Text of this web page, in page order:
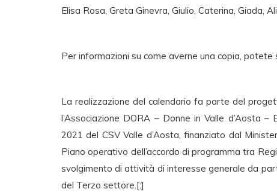
Elisa Rosa, Greta Ginevra, Giulio, Caterina, Giada,
Per informazioni su come averne una copia, potete
La realizzazione del calendario fa parte del
l’Associazione DORA – Donne in Valle d’Aosta
2021 del CSV Valle d’Aosta, finanziato dal
Piano operativo dell’accordo di programma tra
svolgimento di attività di interesse generale da
del Terzo settore.[:]